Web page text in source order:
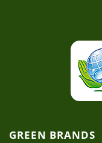
GREEN BRANDS